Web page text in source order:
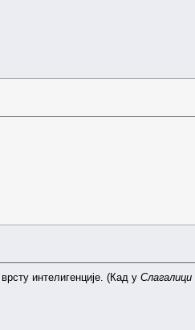
интелигенције. (Кад у Слагалици